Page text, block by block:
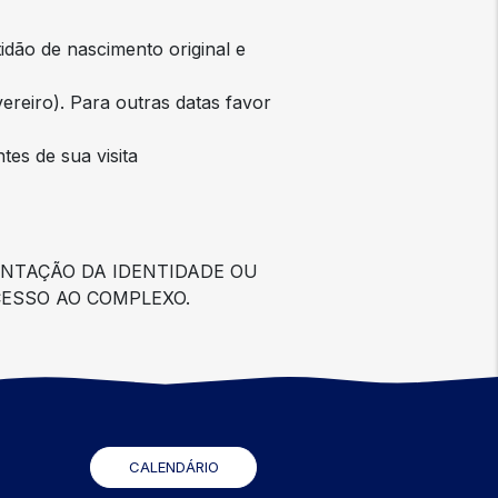
de nascimento original e
Para outras datas favor
de sua visita
DA IDENTIDADE OU
AO COMPLEXO.
CALENDÁRIO